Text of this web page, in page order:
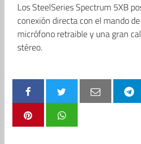
Los SteelSeries Spectrum 5XB
conexión directa con el mando
micrófono retraible y una gran
stéreo.